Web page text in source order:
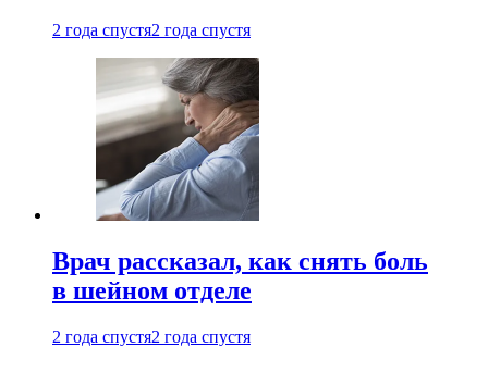
2 года спустя2 года спустя
Врач рассказал, как снять боль
в шейном отделе
2 года спустя2 года спустя